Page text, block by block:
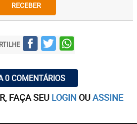
RECEBER
0 COMENTÁRIOS
FAÇA SEU LOGIN OUASSINE